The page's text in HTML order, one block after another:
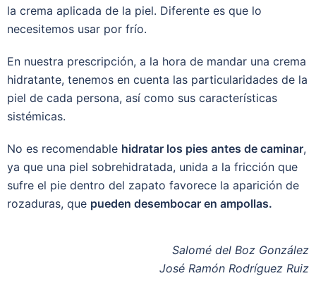
la crema aplicada de la piel. Diferente es que lo
necesitemos usar por frío.
En nuestra prescripción, a la hora de mandar una crema
hidratante, tenemos en cuenta las particularidades de la
piel de cada persona, así como sus características
sistémicas.
No es recomendable hidratar los pies antes de caminar,
ya que una piel sobrehidratada, unida a la fricción que
sufre el pie dentro del zapato favorece la aparición de
rozaduras, que pueden desembocar en ampollas.
Salomé del Boz González
José Ramón Rodríguez Ruiz